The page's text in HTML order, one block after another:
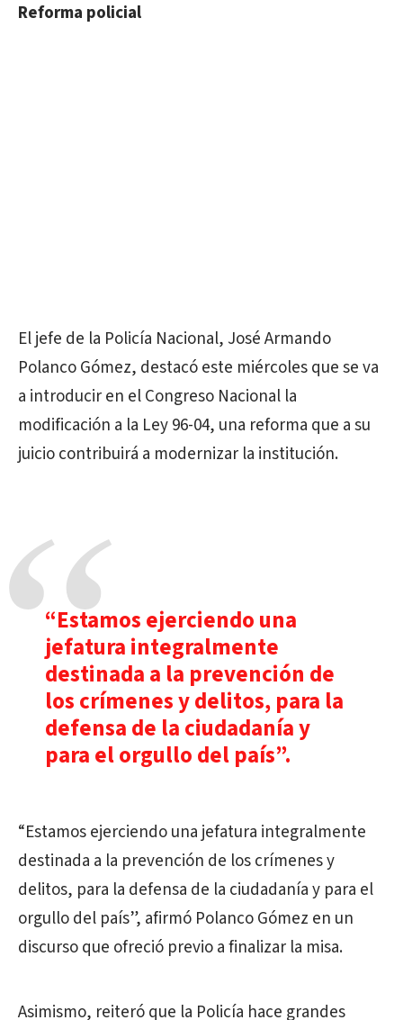
Reforma policial
El jefe de la Policía Nacional, José Armando
Polanco Gómez, destacó este miércoles que se va
a introducir en el Congreso Nacional la
modificación a la Ley 96-04, una reforma que a su
juicio contribuirá a modernizar la institución.
“Estamos ejerciendo una
jefatura integralmente
destinada a la prevención de
los crímenes y delitos, para la
defensa de la ciudadanía y
para el orgullo del país”.
“Estamos ejerciendo una jefatura integralmente
destinada a la prevención de los crímenes y
delitos, para la defensa de la ciudadanía y para el
orgullo del país”, afirmó Polanco Gómez en un
discurso que ofreció previo a finalizar la misa.
Asimismo, reiteró que la Policía hace grandes